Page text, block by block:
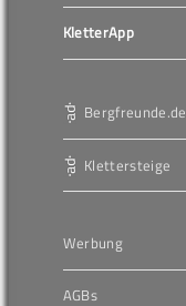
KletterApp
Bergfreunde.de
Klettersteige
Werbung
AGBs